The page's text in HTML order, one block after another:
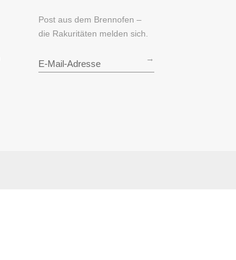
Post aus dem Brennofen –
die Rakuritäten melden sich.
→